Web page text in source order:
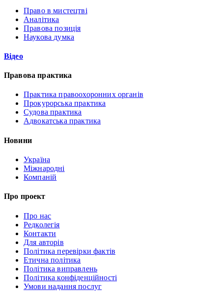
Право в мистецтві
Аналітика
Правова позиція
Наукова думка
Відео
Правова практика
Практика правоохоронних органів
Прокурорська практика
Судова практика
Адвокатська практика
Новини
Україна
Міжнародні
Компаній
Про проект
Про нас
Редколегія
Контакти
Для авторів
Політика перевірки фактів
Етична політика
Політика виправлень
Політика конфіденційності
Умови надання послуг